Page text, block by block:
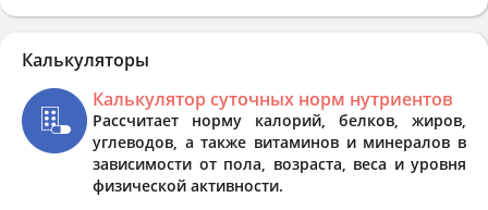
Калькуляторы
Калькулятор суточных норм нутриентов
Рассчитает норму калорий, белков, жиров,
углеводов, а также витаминов и минералов в
зависимости от пола, возраста, веса и уровня
физической активности.